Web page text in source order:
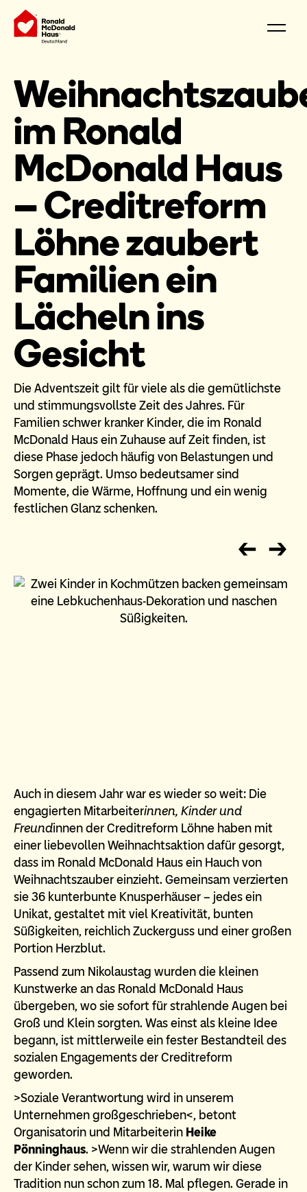
im Ronald
McDonald Haus
– Creditreform
Löhne zaubert
Familien ein
Lächeln ins
Gesicht
Die Adventszeit gilt für viele als die gemütlichste
und stimmungsvollste Zeit des Jahres. Für
Familien schwer kranker Kinder, die im Ronald
McDonald Haus ein Zuhause auf Zeit finden, ist
diese Phase jedoch häufig von Belastungen und
Sorgen geprägt. Umso bedeutsamer sind
Momente, die Wärme, Hoffnung und ein wenig
festlichen Glanz schenken.
Auch in diesem Jahr war es wieder so weit: Die
engagierten Mitarbeiterinnen, Kinder und
Freundinnen der Creditreform Löhne haben mit
einer liebevollen Weihnachtsaktion dafür gesorgt,
dass im Ronald McDonald Haus ein Hauch von
Weihnachtszauber einzieht. Gemeinsam verzierten
sie 36 kunterbunte Knusperhäuser – jedes ein
Unikat, gestaltet mit viel Kreativität, bunten
Süßigkeiten, reichlich Zuckerguss und einer großen
Portion Herzblut.
Passend zum Nikolaustag wurden die kleinen
Kunstwerke an das Ronald McDonald Haus
übergeben, wo sie sofort für strahlende Augen bei
Groß und Klein sorgten. Was einst als kleine Idee
begann, ist mittlerweile ein fester Bestandteil des
sozialen Engagements der Creditreform
geworden.
>Soziale Verantwortung wird in unserem
Unternehmen großgeschrieben<, betont
Organisatorin und Mitarbeiterin Heike
Pönninghaus. >Wenn wir die strahlenden Augen
der Kinder sehen, wissen wir, warum wir diese
Tradition nun schon zum 18. Mal pflegen. Gerade in